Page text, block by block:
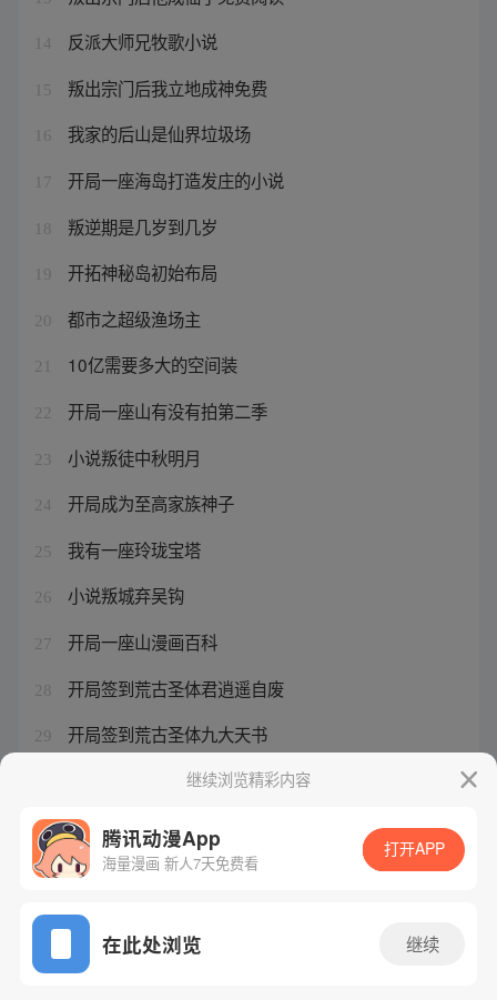
14 反派大师兄牧歌小说
15 叛出宗门后我立地成神免费
16 我家的后山是仙界垃圾场
17 开局一座海岛打造发庄的小说
18 叛逆期是几岁到几岁
19 开拓神秘岛初始布局
20 都市之超级渔场主
21 10亿需要多大的空间装
22 开局一座山有没有拍第二季
23 小说叛徒中秋明月
24 开局成为至高家族神子
25 我有一座玲珑宝塔
26 小说叛城弃吴钩
27 开局一座山漫画百科
28 开局签到荒古圣体君逍遥自废
29 开局签到荒古圣体九大天书
冰河末世我搬空了30艘货轮
继续浏览精彩内容
腾讯动漫App
海量漫画 新人7天免费看
打开APP
在此处浏览 继续
网站备案/许可证号：粤B2-20090059-5
Copyright©1998 - 2026 Tencent. All Rights Reserved